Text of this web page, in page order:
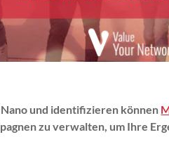
Nano und identifizieren können
zu verwalten, um Ihre